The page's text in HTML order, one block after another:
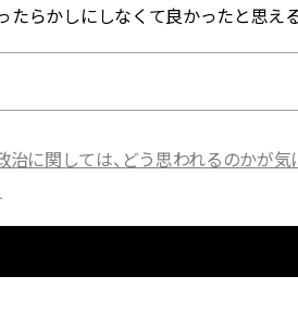
たらかしにしなくて良かったと思え
治に関しては、どう思われるのかが